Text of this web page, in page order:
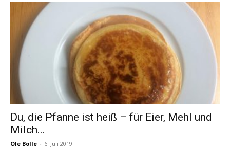
Du, die Pfanne ist heiß – für Eier, Mehl und
Milch...
Ole Bolle - 6. Juli 2019